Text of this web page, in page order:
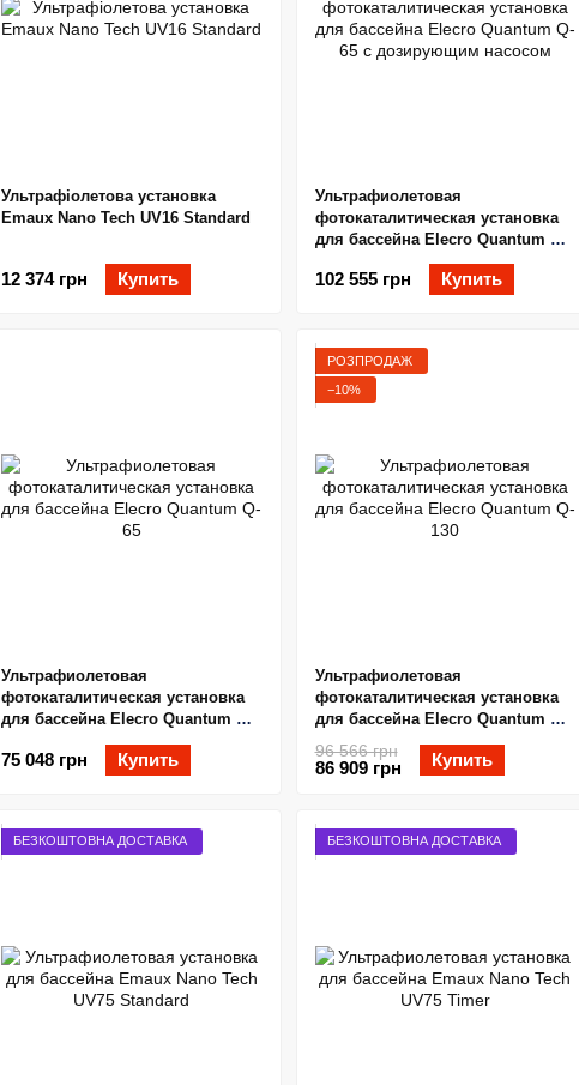
Ультрафіолетова установка
Emaux Nano Tech UV16 Standard
12 374 грн Купить
Ультрафиолетовая
фотокаталитическая установка
для бассейна Elecro Quantum Q-
65 с дозирующим насосом
102 555 грн Купить
Ультрафиолетовая
фотокаталитическая установка
для бассейна Elecro Quantum Q-
75 048 грн Купить
РОЗПРОДАЖ
−10%
Ультрафиолетовая
фотокаталитическая установка
для бассейна Elecro Quantum Q-
130
96 566 грн
86 909 грн Купить
БЕЗКОШТОВНА ДОСТАВКА БЕЗКОШТОВНА ДОСТАВКА